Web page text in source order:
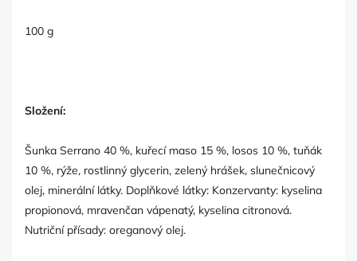
100 g
Složení:
Šunka Serrano 40 %, kuřecí maso 15 %, losos 10 %, tuňák
10 %, rýže, rostlinný glycerin, zelený hrášek, slunečnicový
olej, minerální látky. Doplňkové látky: Konzervanty: kyselina
propionová, mravenčan vápenatý, kyselina citronová.
Nutriční přísady: oreganový olej.